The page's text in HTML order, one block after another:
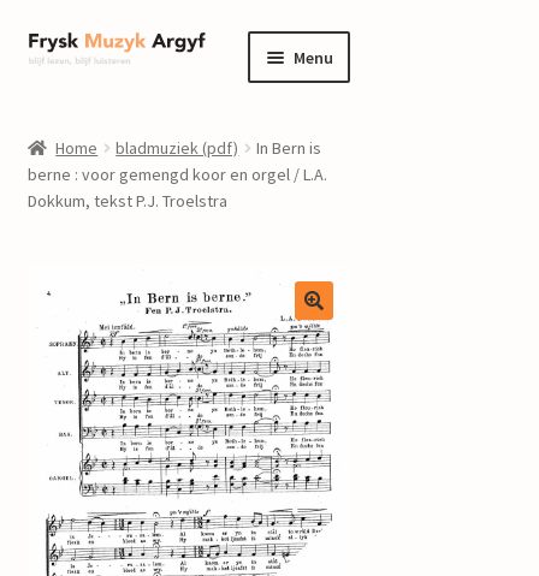
Ga
door
navigatie
Ga
naar
inhoud
Menu
informatie
Submenu
Componisten
nieuws
events
contact
mijn account
Home bladmuziek (pdf)
In Bern is
berne : voor gemengd koor en orgel / L.A.
Dokkum, tekst P.J. Troelstra